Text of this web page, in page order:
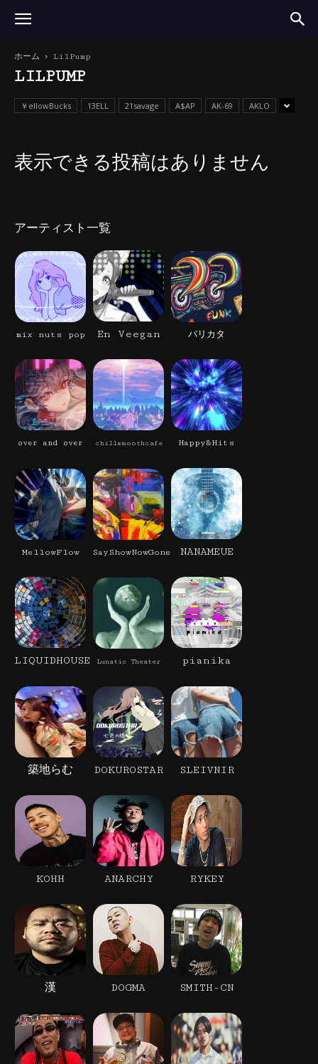
ホーム LilPump
LILPUMP
￥ellowBucks 13ELL 21savage A$AP AK-69 AKLO
表示できる投稿はありません
アーティスト一覧
mix nuts pop En Veegan バリカタ
over and over chillsmoothcafe Happy&Hits
MellowFlow SayShowNowGone NANAMEUE
LIQUIDHOUSE Lunatic Theater pianika
築地らむ DOKUROSTAR SLEIVNIR
KOHH ANARCHY RYKEY
漢 DOGMA SMITH-CN